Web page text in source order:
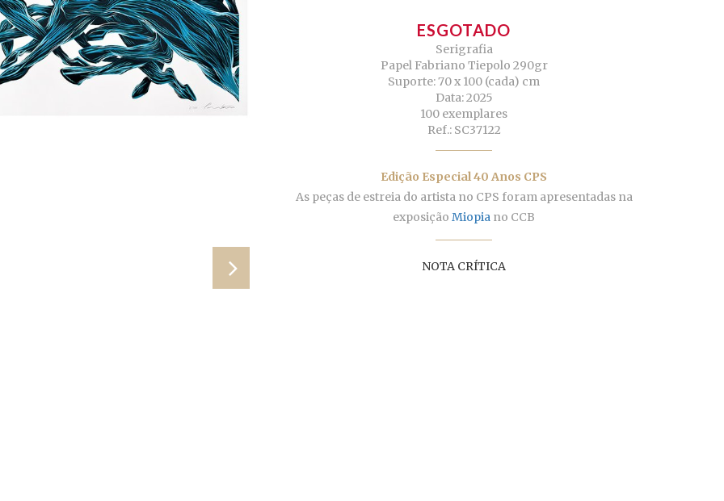
ESGOTADO
Serigrafia
Papel Fabriano Tiepolo 290gr
Suporte: 70 x 100 (cada) cm
Data: 2025
100 exemplares
Ref.: SC37122
Edição Especial 40 Anos CPS
As peças de estreia do artista no CPS foram apresentadas na
exposição Miopia no CCB
NOTA CRÍTICA